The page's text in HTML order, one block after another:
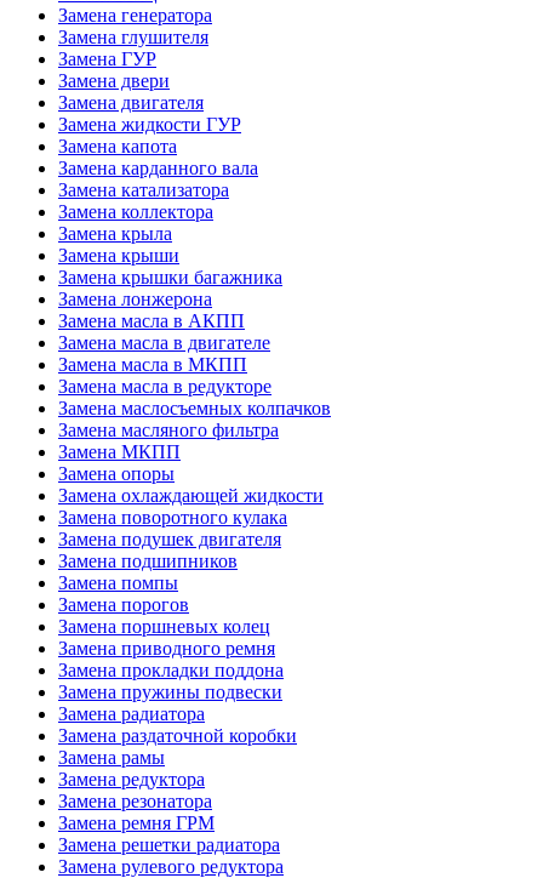
Замена генератора
Замена глушителя
Замена ГУР
Замена двери
Замена двигателя
Замена жидкости ГУР
Замена капота
Замена карданного вала
Замена катализатора
Замена коллектора
Замена крыла
Замена крыши
Замена крышки багажника
Замена лонжерона
Замена масла в АКПП
Замена масла в двигателе
Замена масла в МКПП
Замена масла в редукторе
Замена маслосъемных колпачков
Замена масляного фильтра
Замена МКПП
Замена опоры
Замена охлаждающей жидкости
Замена поворотного кулака
Замена подушек двигателя
Замена подшипников
Замена помпы
Замена порогов
Замена поршневых колец
Замена приводного ремня
Замена прокладки поддона
Замена пружины подвески
Замена радиатора
Замена раздаточной коробки
Замена рамы
Замена редуктора
Замена резонатора
Замена ремня ГРМ
Замена решетки радиатора
Замена рулевого редуктора